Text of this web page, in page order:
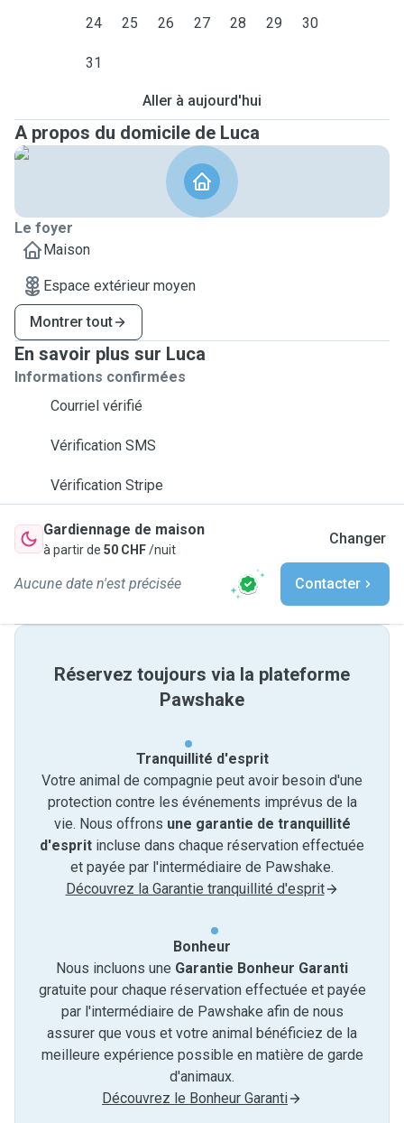
24 25 26 27 28 29 30
31
Aller à aujourd'hui
A propos du domicile de Luca
Le foyer
Maison
Espace extérieur moyen
Montrer tout
En savoir plus sur Luca
Informations confirmées
Courriel vérifié
Vérification SMS
Vérification Stripe
Gardiennage de maison
à partir de 50 CHF/nuit
Changer
Aucune date n'est précisée Contacter
Réservez toujours via la plateforme
Pawshake
Tranquillité d'esprit
Votre animal de compagnie peut avoir besoin d'une
protection contre les événements imprévus de la
vie. Nous offrons une garantie de tranquillité
d'esprit incluse dans chaque réservation effectuée
et payée par l'intermédiaire de Pawshake.
Découvrez la Garantie tranquillité d'esprit
Bonheur
Nous incluons une Garantie Bonheur Garanti
gratuite pour chaque réservation effectuée et payée
par l'intermédiaire de Pawshake afin de nous
assurer que vous et votre animal bénéficiez de la
meilleure expérience possible en matière de garde
d'animaux.
Découvrez le Bonheur Garanti